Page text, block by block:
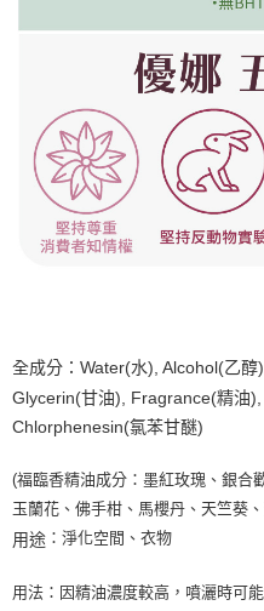
全成分： Water(水), Alcohol(乙
Glycerin(甘油), Fragrance(精油
Chlorphenesin(氯苯甘醚)
(福臨香精油成分：墨紅玫瑰、銀合
玉蘭花、佛手柑、馬櫻丹、天竺葵
用途 ：淨化空間、衣物
用法：因精油濃度較高，噴灑時可